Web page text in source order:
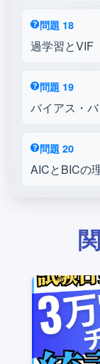
問題 18
過学習とVIF
問題 19
バイアス・
問題 20
AICとBICの